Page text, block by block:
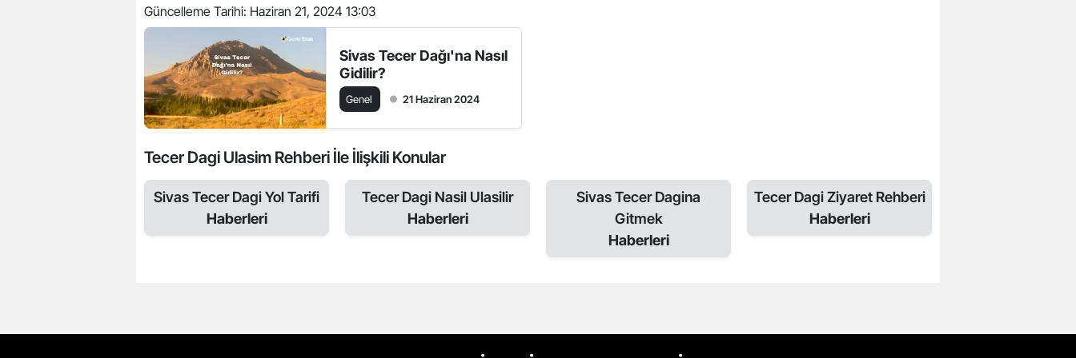
Güncelleme Tarihi: Haziran 21, 2024 13:03
Sivas Tecer Dağı'na Nasıl
Gidilir?
Genel 21 Haziran 2024
Tecer Dagi Ulasim Rehberi İle İlişkili Konular
Sivas Tecer Dagi Yol Tarifi
Haberleri
Tecer Dagi Nasil Ulasilir
Haberleri
Sivas Tecer Dagina
Gitmek
Haberleri
Tecer Dagi Ziyaret Rehberi
Haberleri